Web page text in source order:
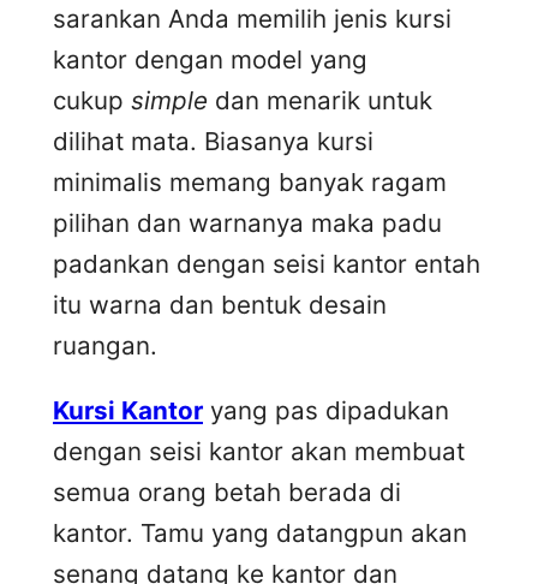
sarankan Anda memilih jenis kursi
kantor dengan model yang
cukup simple dan menarik untuk
dilihat mata. Biasanya kursi
minimalis memang banyak ragam
pilihan dan warnanya maka padu
padankan dengan seisi kantor entah
itu warna dan bentuk desain
ruangan.
Kursi Kantor yang pas dipadukan
dengan seisi kantor akan membuat
semua orang betah berada di
kantor. Tamu yang datangpun akan
senang datang ke kantor dan